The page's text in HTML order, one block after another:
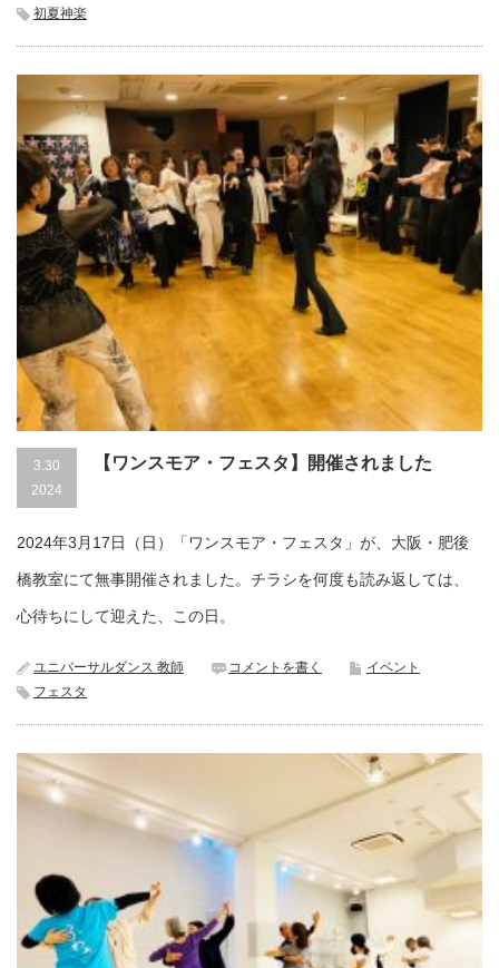
初夏神楽
3.30
2024
【ワンスモア・フェスタ】開催されました
2024年3月17日（日）「ワンスモア・フェスタ」が、大阪・肥後
橋教室にて無事開催されました。チラシを何度も読み返しては、
心待ちにして迎えた、この日。
ユニバーサルダンス 教師 コメントを書く
イベント
フェスタ